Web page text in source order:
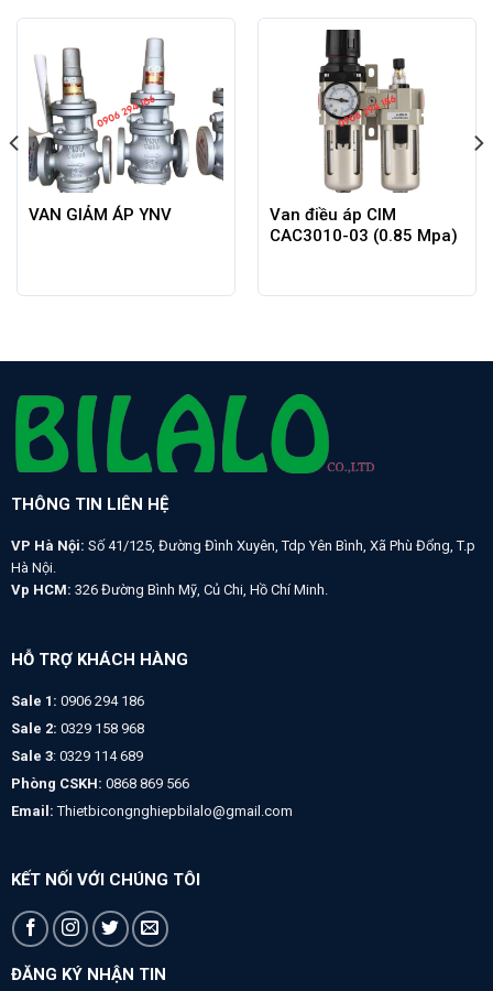
VAN GIẢM ÁP YNV
Van điều áp CIM
CAC3010-03 (0.85 Mpa)
THÔNG TIN LIÊN HỆ
VP Hà Nội: Số 41/125, Đường Đình Xuyên, Tdp Yên Bình, Xã Phù Đổng, T.p
Hà Nội.
Vp HCM: 326 Đường Bình Mỹ, Củ Chi, Hồ Chí Minh.
HỖ TRỢ KHÁCH HÀNG
Sale 1: 0906 294 186
Sale 2: 0329 158 968
Sale 3: 0329 114 689
Phòng CSKH: 0868 869 566
Email: Thietbicongnghiepbilalo@gmail.com
KẾT NỐI VỚI CHÚNG TÔI
ĐĂNG KÝ NHẬN TIN